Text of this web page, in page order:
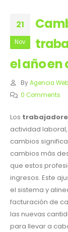
21
Nov
el año en
By Agencia
0 Comments
Los
actividad
cambios
cambios más
que estos
ingresos. Este
el sistema y
facturación de
las nuevas
para llevar a